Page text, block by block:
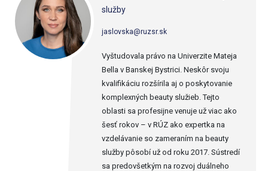
služby
jaslovska@ruzsr.sk
Vyštudovala právo na Univerzite Mateja
Bella v Banskej Bystrici. Neskôr svoju
kvalifikáciu rozšírila aj o poskytovanie
komplexných beauty služieb. Tejto
oblasti sa profesijne venuje už viac ako
šesť rokov – v RÚZ ako expertka na
vzdelávanie so zameraním na beauty
služby pôsobí už od roku 2017. Sústredí
sa predovšetkým na rozvoj duálneho